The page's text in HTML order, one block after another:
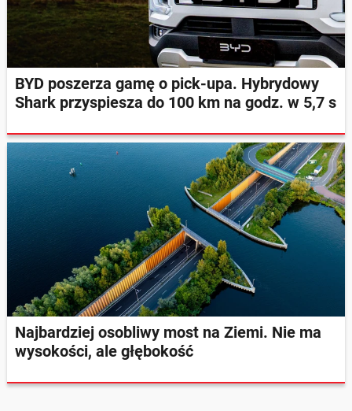
BYD poszerza gamę o pick-upa. Hybrydowy
Shark przyspiesza do 100 km na godz. w 5,7 s
Najbardziej osobliwy most na Ziemi. Nie ma
wysokości, ale głębokość